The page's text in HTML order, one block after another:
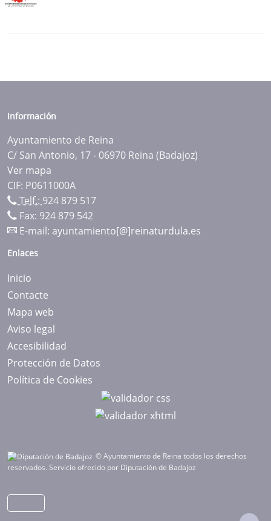
Información
Ayuntamiento de Reina
C/ San Antonio, 17 - 06970 Reina (Badajoz)
Ver mapa
CIF: P0611000A
Telf.: 924 879 517
Fax: 924 879 542
E-mail: ayuntamiento[@]reinaturdula.es
Enlaces
Inicio
Contacte
Mapa web
Aviso legal
Accesibilidad
Protección de Datos
Política de Cookies
© Ayuntamiento de Reina todos los derechos
reservados. Servicio ofrecido por Diputación de Badajoz